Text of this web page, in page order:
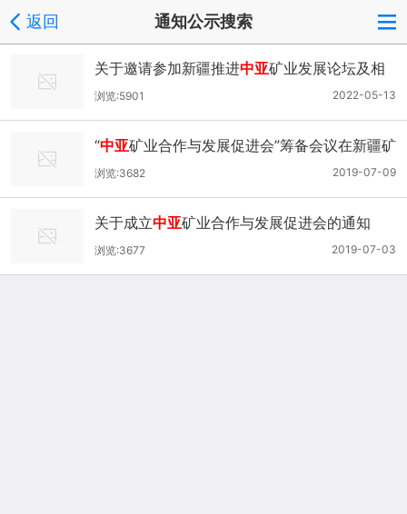
返回 通知公示搜索
关于邀请参加新疆推进中亚矿业发展论坛及相
关活动的函
2022-05-13
浏览:5901
“中亚矿业合作与发展促进会”筹备会议在新疆矿
业联合会举行
2019-07-09
浏览:3682
关于成立中亚矿业合作与发展促进会的通知
2019-07-03
浏览:3677